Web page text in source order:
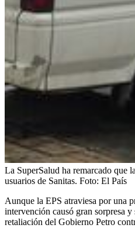
La SuperSalud ha remarcado que
usuarios de Sanitas. Foto: El País
Aunque la EPS atraviesa por una
intervención causó gran sorpresa
retaliación del Gobierno Petro